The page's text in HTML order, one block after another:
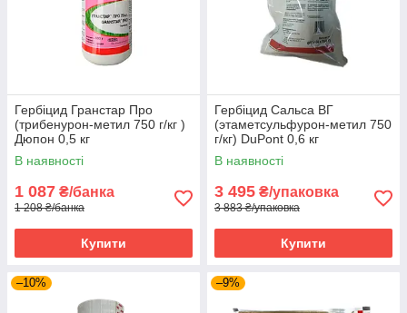
Гербіцид Гранстар Про
(трибенурон-метил 750 г/кг )
Дюпон 0,5 кг
В наявності
1 087 ₴/банка
1 208 ₴/банка
Купити
Гербіцид Сальса ВГ
(этаметсульфурон-метил 750
г/кг) DuPont 0,6 кг
В наявності
3 495 ₴/упаковка
3 883 ₴/упаковка
Купити
–10% –9%